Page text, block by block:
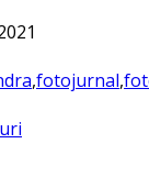
,fotojurnal,